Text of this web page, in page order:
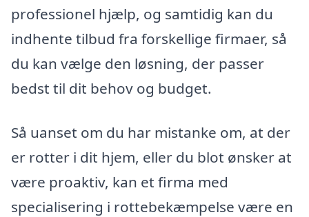
professionel hjælp, og samtidig kan du
indhente tilbud fra forskellige firmaer, så
du kan vælge den løsning, der passer
bedst til dit behov og budget.
Så uanset om du har mistanke om, at der
er rotter i dit hjem, eller du blot ønsker at
være proaktiv, kan et firma med
specialisering i rottebekæmpelse være en